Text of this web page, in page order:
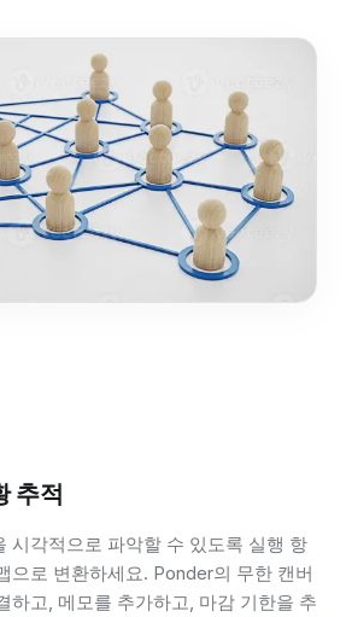
추적
시각적으로 파악할 수 있도록 실행 항
으로 변환하세요. Ponder의 무한 캔버
하고, 메모를 추가하고, 마감 기한을 추